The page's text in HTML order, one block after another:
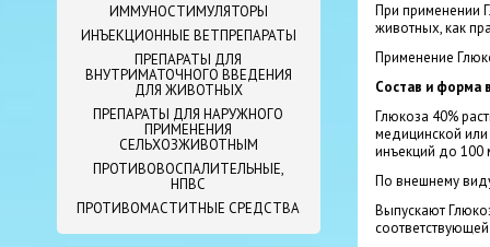
ИММУНОСТИМУЛЯТОРЫ
ИНЪЕКЦИОННЫЕ ВЕТПРЕПАРАТЫ
ПРЕПАРАТЫ ДЛЯ
ВНУТРИМАТОЧНОГО ВВЕДЕНИЯ
ДЛЯ ЖИВОТНЫХ
ПРЕПАРАТЫ ДЛЯ НАРУЖНОГО
ПРИМЕНЕНИЯ
СЕЛЬХОЗЖИВОТНЫМ
ПРОТИВОВОСПАЛИТЕЛЬНЫЕ,
НПВС
ПРОТИВОМАСТИТНЫЕ СРЕДСТВА
При применении
животных, как
Применение
Состав и форма
Глюкоза 40%
медицинской или
инъекций до 100
По внешнему
Выпускают